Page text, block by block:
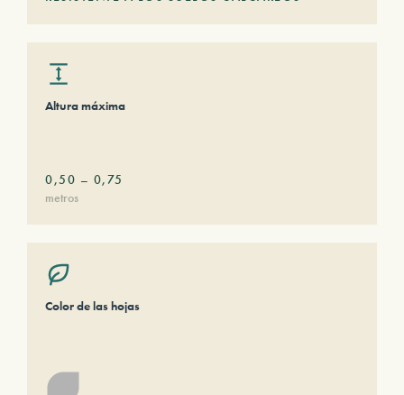
Altura máxima
0,50 – 0,75
metros
Color de las hojas